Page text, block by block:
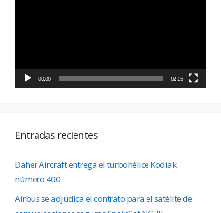
00:00 02:15
Entradas recientes
Daher Aircraft entrega el turbohélice Kodiak
número 400
Airbus se adjudica el contrato para el satélite de